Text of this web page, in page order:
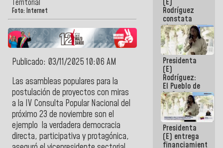
Territorial
Foto: Internet
Publicado: 03/11/2025 10:06 AM
Las asambleas populares para la
postulación de proyectos con miras
a la IV Consulta Popular Nacional del
próximo 23 de noviembre son el
ejemplo la verdadera democracia
directa, participativa y protagónica,
Guaira
Rodríguez
constata
obras de
rehabilitación
de Escuela
Militar de
Mamo en La
Guaira
Presidenta
(E)
Rodríguez:
El Pueblo de
La Guaira
siempre
estará
acompañada
por el
Gobierno
Nacional
Presidenta
(E) entrega
financiamientos